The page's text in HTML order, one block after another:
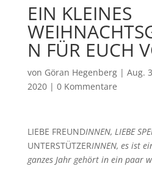
EIN KLEINES
N FÜR EUCH
von Göran Hegenberg| Aug.
2020| 0 Kommentare
LIEBE FREUNDINNEN, LIEBE
UNTERSTÜTZERINNEN, es ist
ganzes Jahr gehört in ein paar